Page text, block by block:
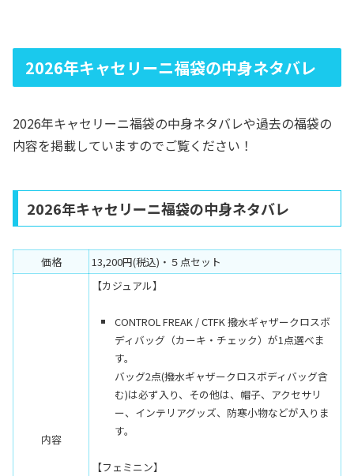
2026年キャセリーニ福袋の中身ネタバレ
2026年キャセリーニ福袋の中身ネタバレや過去の福袋の
内容を掲載していますのでご覧ください！
2026年キャセリーニ福袋の中身ネタバレ
価格 13,200円(税込)・５点セット
内容
【カジュアル】
CONTROL FREAK / CTFK 撥水ギャザークロスボ
ディバッグ（カーキ・チェック）が1点選べま
す。
バッグ2点(撥水ギャザークロスボディバッグ含
む)は必ず入り、その他は、帽子、アクセサリ
ー、インテリアグッズ、防寒小物などが入りま
す。
【フェミニン】